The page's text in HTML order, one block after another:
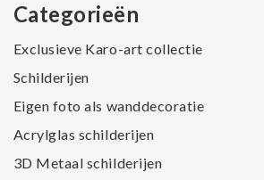
Categorieën
Exclusieve Karo-art collectie
Schilderijen
Eigen foto als wanddecoratie
Acrylglas schilderijen
3D Metaal schilderijen